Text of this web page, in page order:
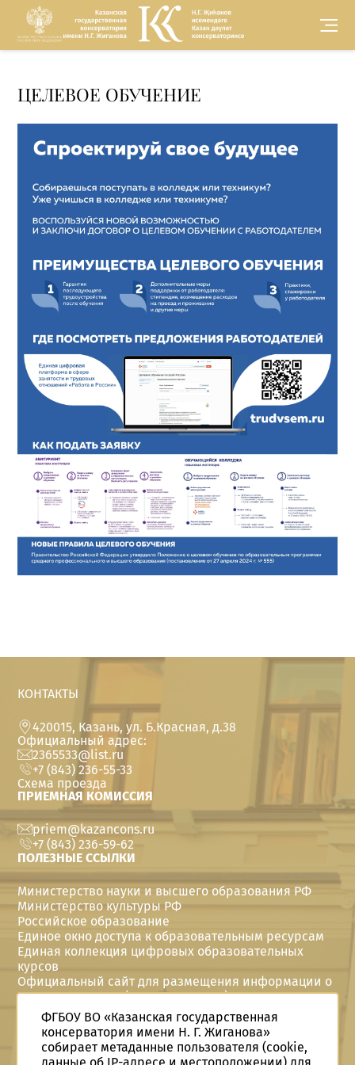
ЦЕЛЕВОЕ ОБУЧЕНИЕ
слабовидящих
КОНТАКТЫ
420015, Казань, ул. Б.Красная, д.38
Официальный адрес:
2365533@list.ru
+7 (843) 236-55-33
Схема проезда
ПРИЕМНАЯ КОМИССИЯ
priem@kazancons.ru
+7 (843) 236-59-62
ПОЛЕЗНЫЕ ССЫЛКИ
Министерство науки и высшего образования РФ
Министерство культуры РФ
Российское образование
Единое окно доступа к образовательным ресурсам
Единая коллекция цифровых образовательных
курсов
Официальный сайт для размещения информации о
государственных (муниципальных) учреждениях
Политика в отношении персональных данных
Год семьи в Telegram
Год семьи Вконтакте
Год семьи в Одноклассниках
ФГБОУ ВО «Казанская государственная
консерватория имени Н. Г. Жиганова»
собирает метаданные пользователя (cookie,